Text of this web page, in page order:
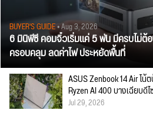
BUYER'S GUIDE• Aug 3, 2026
6 มินิพีซี คอมจิ๋วเริ่มแค่ 5 พัน มีครบไม่ต้
ครอบคลุม ลดค่าไฟ ประหยัดพื้นที่
ASUS Zenbook 14 Air โ
Ryzen AI 400 บางเฉียบดี
Jul 29, 2026